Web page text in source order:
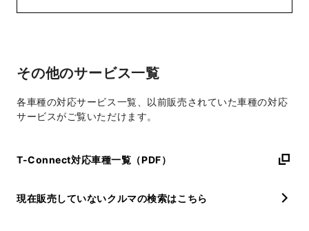
その他のサービス一覧
各車種の対応サービス一覧、以前販売されていた車種の対応
サービスがご覧いただけます。
T-Connect対応車種一覧（PDF）
現在販売していないクルマの検索はこちら